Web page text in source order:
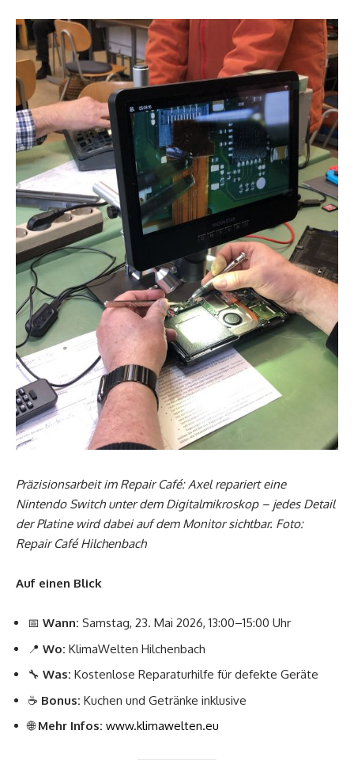
Präzisionsarbeit im Repair Café: Axel repariert eine
Nintendo Switch unter dem Digitalmikroskop – jedes Detail
der Platine wird dabei auf dem Monitor sichtbar. Foto:
Repair Café Hilchenbach
Auf einen Blick
📅 Wann: Samstag, 23. Mai 2026, 13:00–15:00 Uhr
📍 Wo: KlimaWelten Hilchenbach
🔧 Was: Kostenlose Reparaturhilfe für defekte Geräte
☕ Bonus: Kuchen und Getränke inklusive
🌐Mehr Infos: www.klimawelten.eu